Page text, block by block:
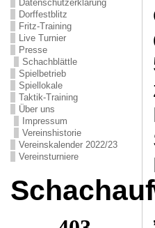
Datenschutzerklärung
Dorffestblitz
Fritz-Training
Live Turnier
Presse
Schachblättle
Spielbetrieb
Spiellokale
Taktik-Training
Über uns
Impressum
Vereinshistorie
Vereinskalender 2022/23
Vereinsturniere